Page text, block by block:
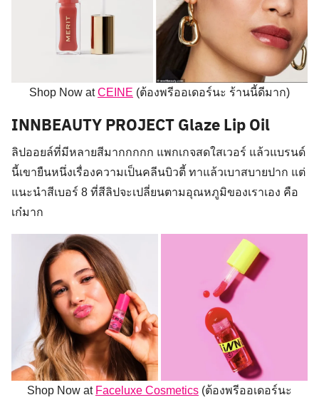
Shop Now atCEINE (ต้องพรีออเดอร์นะ ร้านนี้ดีมาก)
INNBEAUTY PROJECT Glaze Lip Oil
ลิปออยล์ที่มีหลายสีมากกกกก แพกเกจสดใสเวอร์ แล้วแบรนด์
นี้เขายืนหนึ่งเรื่องความเป็นคลีนบิวตี้ ทาแล้วเบาสบายปาก แต่
แนะนำสีเบอร์ 8 ที่สีลิปจะเปลี่ยนตามอุณหภูมิของเราเอง คือ
เก๋มาก
Shop Now at Faceluxe Cosmetics (ต้องพรีออเดอร์นะ